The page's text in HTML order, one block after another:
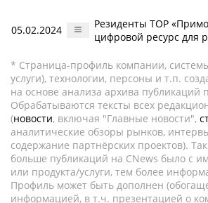
05.02.2024
Резиденты ТОР
цифровой ресурс для
* Страница-профиль компании,
услуги), технологии, персоны и т.п.
на основе анализа архива публикаций
Обрабатываются тексты всех
(новости, включая "Главные новости",
аналитические обзоры рынков,
содержание партнёрских проектов).
больше публикаций на CNews было с
или продукта/услуги, тем более
Профиль может быть дополнен
информацией, в т.ч. презентацией о